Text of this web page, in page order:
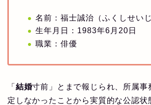
名前：福士誠治（ふくしせいじ
生年月日：1983年6月20日
職業：俳優
「 結婚寸前」とまで報じられ、所属事
定しなかったことから実質的な公認状